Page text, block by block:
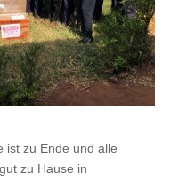
ist zu Ende und alle
zu Hause in